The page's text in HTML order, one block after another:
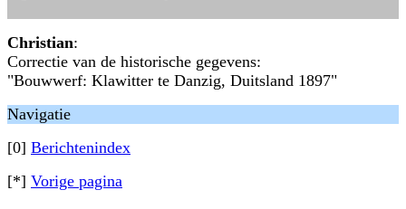
Christian:
Correctie van de historische gegevens:
"Bouwwerf: Klawitter te Danzig, Duitsland 1897"
Navigatie
[0] Berichtenindex
[*] Vorige pagina